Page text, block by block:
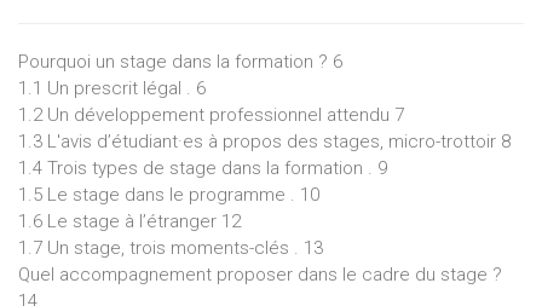
Pourquoi un stage dans la formation ? 6
1.1 Un prescrit légal . 6
1.2 Un développement professionnel attendu 7
1.3 L'avis d’étudiant·es à propos des stages, micro-trottoir 8
1.4 Trois types de stage dans la formation . 9
1.5 Le stage dans le programme . 10
1.6 Le stage à l’étranger 12
1.7 Un stage, trois moments-clés . 13
Quel accompagnement proposer dans le cadre du stage ?
14